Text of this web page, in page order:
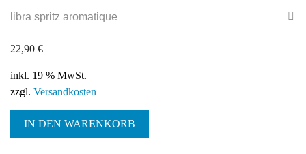
libra spritz aromatique
22,90 €
inkl. 19 % MwSt.
zzgl. Versandkosten
IN DEN WARENKORB